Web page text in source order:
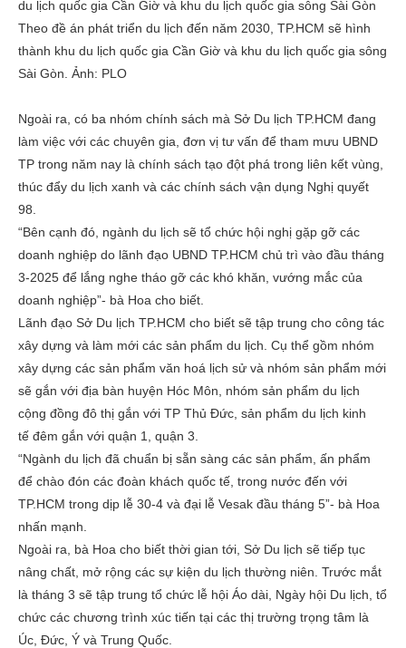
Theo đề án phát triển du lịch đến năm 2030, TP.HCM sẽ hình
thành khu du lịch quốc gia Cần Giờ và khu du lịch quốc gia sông
Sài Gòn. Ảnh: PLO
Ngoài ra, có ba nhóm chính sách mà Sở Du lịch TP.HCM đang
làm việc với các chuyên gia, đơn vị tư vấn để tham mưu UBND
TP trong năm nay là chính sách tạo đột phá trong liên kết vùng,
thúc đẩy du lịch xanh và các chính sách vận dụng Nghị quyết
98.
“Bên cạnh đó, ngành du lịch sẽ tổ chức hội nghị gặp gỡ các
doanh nghiệp do lãnh đạo UBND TP.HCM chủ trì vào đầu tháng
3-2025 để lắng nghe tháo gỡ các khó khăn, vướng mắc của
doanh nghiệp”- bà Hoa cho biết.
Lãnh đạo Sở Du lịch TP.HCM cho biết sẽ tập trung cho công tác
xây dựng và làm mới các sản phẩm du lịch. Cụ thể gồm nhóm
xây dựng các sản phẩm văn hoá lịch sử và nhóm sản phẩm mới
sẽ gắn với địa bàn huyện Hóc Môn, nhóm sản phẩm du lịch
cộng đồng đô thị gắn với TP Thủ Đức, sản phẩm du lịch kinh
tế đêm gắn với quận 1, quận 3.
“Ngành du lịch đã chuẩn bị sẵn sàng các sản phẩm, ấn phẩm
để chào đón các đoàn khách quốc tế, trong nước đến với
TP.HCM trong dịp lễ 30-4 và đại lễ Vesak đầu tháng 5”- bà Hoa
nhấn mạnh.
Ngoài ra, bà Hoa cho biết thời gian tới, Sở Du lịch sẽ tiếp tục
nâng chất, mở rộng các sự kiện du lịch thường niên. Trước mắt
là tháng 3 sẽ tập trung tổ chức lễ hội Áo dài, Ngày hội Du lịch, tổ
chức các chương trình xúc tiến tại các thị trường trọng tâm là
Úc, Đức, Ý và Trung Quốc.